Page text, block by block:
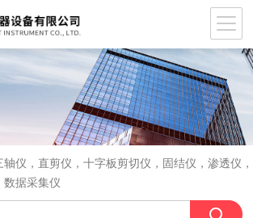
轴仪，直剪仪，十字板剪切仪，固结仪，渗透仪
数据采集仪